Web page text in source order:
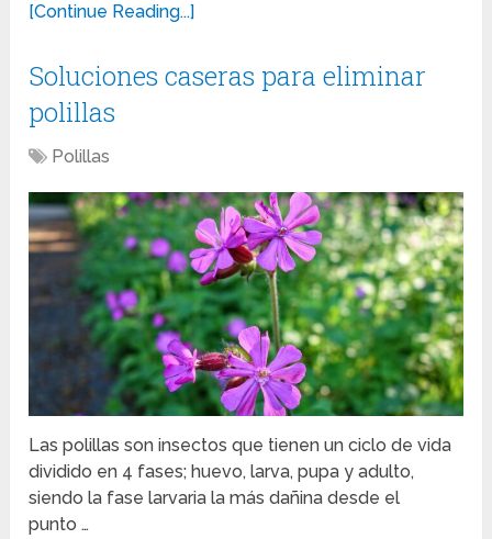
[Continue Reading...]
Soluciones caseras para eliminar
polillas
Polillas
Las polillas son insectos que tienen un ciclo de vida
dividido en 4 fases; huevo, larva, pupa y adulto,
siendo la fase larvaria la más dañina desde el
punto …